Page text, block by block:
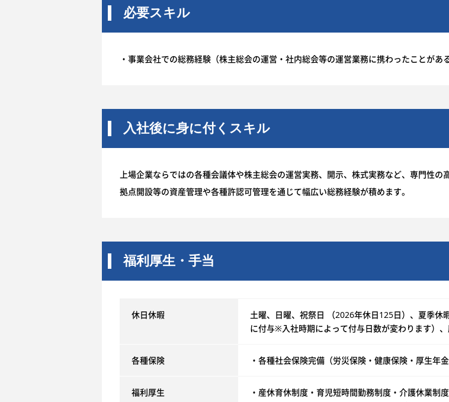
必要スキル
・事業会社での総務経験（株主総会の運営・社内総会等の運営業務に携わったことがある
入社後に身に付くスキル
上場企業ならではの各種会議体や株主総会の運営実務、開示、株式実務など、専門性の
拠点開設等の資産管理や各種許認可管理を通じて幅広い総務経験が積めます。
福利厚生・手当
休日休暇
土曜、日曜、祝祭日 （2026年休日125日）、夏季
に付与※入社時期によって付与日数が変わります）
各種保険 ・各種社会保険完備（労災保険・健康保険・厚生年
福利厚生
・産休育休制度・育児短時間勤務制度・介護休業制